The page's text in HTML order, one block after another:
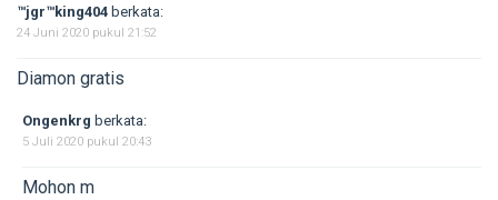
™jgr™king404 berkata:
24 Juni 2020 pukul 21:52
Diamon gratis
Ongenkrg berkata:
5 Juli 2020 pukul 20:43
Mohon m